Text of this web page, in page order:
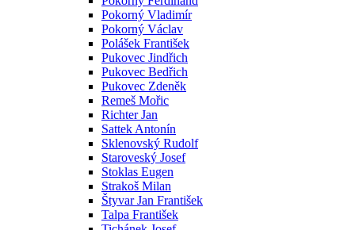
Pokorný Vladimír
Pokorný Václav
Polášek František
Pukovec Jindřich
Pukovec Bedřich
Pukovec Zdeněk
Remeš Mořic
Richter Jan
Sattek Antonín
Sklenovský Rudolf
Staroveský Josef
Stoklas Eugen
Strakoš Milan
Štyvar Jan František
Talpa František